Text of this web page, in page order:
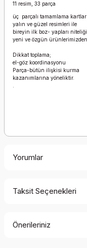
11 resim, 33 parça
üç parçalı tamamlama kartları
yalın ve güzel resimleri ile
bireyin ilk boz- yapları
yeni ve özgün
Dikkat toplama;
el-göz koordinasyonu
Parça-bütün ilişkisi kurma
kazanımlarına yöneliktir.
Yorumlar
Taksit Seçenekleri
Önerileriniz